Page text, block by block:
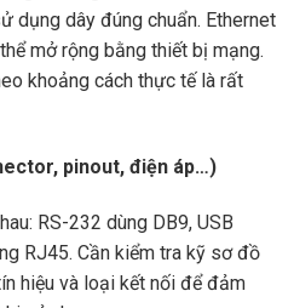
dụng dây đúng chuẩn. Ethernet
mở rộng bằng thiết bị mạng.
khoảng cách thực tế là rất
pinout, điện áp…)
RS-232 dùng DB9, USB
RJ45. Cần kiểm tra kỹ sơ đồ
hiệu và loại kết nối để đảm